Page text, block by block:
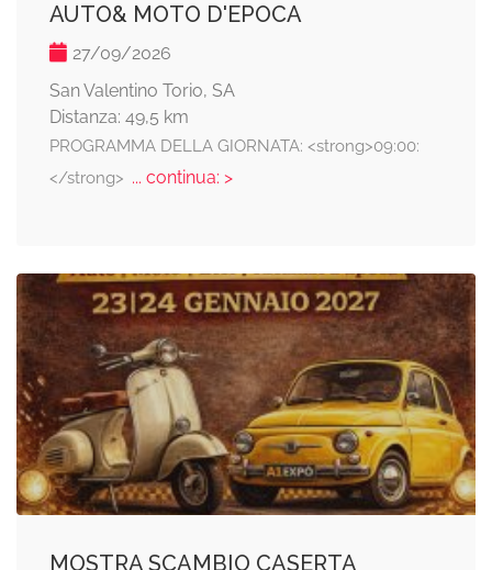
AUTO& MOTO D'EPOCA
27/09/2026
San Valentino Torio, SA
Distanza: 49,5 km
PROGRAMMA DELLA GIORNATA: <strong>09:00:
</strong> ... continua: >
MOSTRA SCAMBIO CASERTA